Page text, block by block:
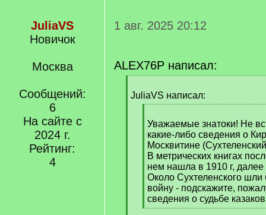
JuliaVS
Новичок
Москва
Сообщений:
6
На сайте с
2024 г.
Рейтинг:
4
1 авг. 2025 20:12
ALEX76P написал:
q
JuliaVS написал:
q
]
Уважаемые знатоки! Не
какие-либо сведения о
Москвитине
В метрических книгах
нем нашла в 1910 г, далее
Около Сухтеленского
войну - подскажите,
сведения о судьбе
[